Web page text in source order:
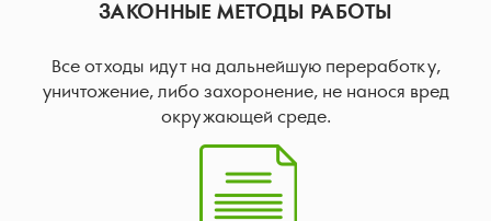
ЗАКОННЫЕ МЕТОДЫ РАБОТЫ
Все отходы идут на дальнейшую переработку,
уничтожение, либо захоронение, не нанося вред
окружающей среде.